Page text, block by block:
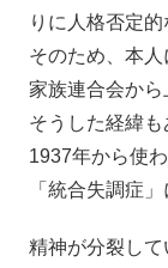
りに人格否定的
そのため、本
家族連合会から
そうした経緯も
1937年から使
「統合失調症
精神が分裂し